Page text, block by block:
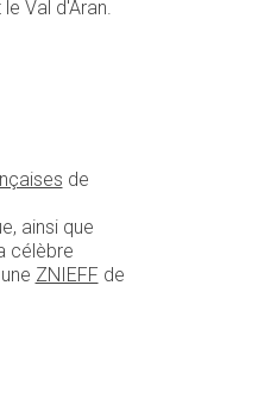
Val d'Aran.
de
ainsi que
célèbre
ZNIEFF de